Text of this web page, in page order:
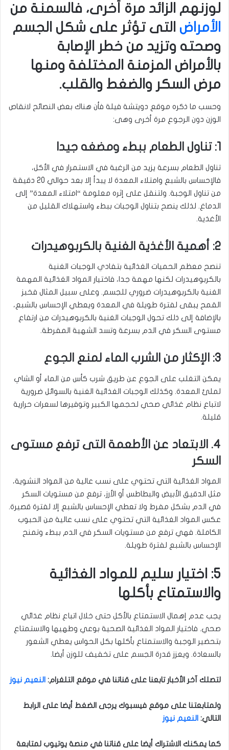
لوزنهم الزائد مرة أخرى، فالسمنة من
الأمراض التى تؤثر على شكل الجسم
وصحته وتزيد من خطر الإصابة
بالأمراض المزمنة المختلفة ومنها
مرض السكر والضغط والقلب.
وحسب ما ذكره موقع دويتشة فيلة فأن هناك بعض النصائح لانقاص
الوزن دون الرجوع مرة أخرى وهى:
1: تناول الطعام ببطء ومضغه جيدا
تناول الطعام بسرعة يزيد من الرغبة في الاستمرار في الأكل،
فالإحساس بالشبع وامتلاء المعدة لا يبدأ إلا بعد حوالي 20 دقيقة
من تناول الوجبة. ولتنقل على إثره معلومة “امتلاء المعدة” إلى
الدماغ. لذلك ينصح بتناول الوجبات ببطء واستهلاك القليل من
الأغذية.
2: أهمية الأغذية الغنية بالكربوهيدرات
تنصح معظم الحميات الغذائية بتفادي الوجبات الغنية
بالكربوهيدرات لكنها مهمة جدا، فاختيار المواد الغذائية المهمة
الغنية بالكربوهيدرات ضروري للجسم. وعلى سبيل المثال فخبز
القمح يبقى لفترة طويلة في المعدة ويعطي الإحساس بالشبع،
بالإضافة إلى ذلك تحول الوجبات الغنية بالكربوهيدرات من ارتفاع
مستوى السكر في الدم بسرعة وتسد الشهية المفرطة.
3: الإكثار من الشرب الماء لمنع الجوع
يمكن التغلب على الجوع عن طريق شرب كأس من الماء أو الشاي
لملئ المعدة. وكذلك الوجبات الغذائية الغنية بالسوائل ضرورية
لاتباع نظام غذائي صحي لحجمها الكبير وتوفيرها لسعرات حرارية
قليلة.
4. الابتعاد عن الأطعمة التى ترفع مستوى
السكر
المواد الغذائية التي تحتوي على نسب عالية من المواد النشوية،
مثل الدقيق الأبيض والبطاطس أو الأرز، ترفع من مستويات السكر
في الدم بشكل مفرط ولا تعطي الإحساس بالشبع إلا لفترة قصيرة.
عكس المواد الغذائية التي تحتوي على نسب عالية من الحبوب
الكاملة. فهي ترفع من مستويات السكر في الدم ببطء وتمنح
الإحساس بالشبع لفترة طويلة.
5: اختيار سليم للمواد الغذائية
والاستمتاع بأكلها
يجب عدم إهمال الاستمتاع بالأكل حتى خلال اتباع نظام غذائي
صحي. فاختيار المواد الغذائية الصحية بوعي وطهيها والاستمتاع
بتحضير الوجبة والاستمتاع بأكلها بكل الحواس يعطي الشعور
بالسعادة. ويعزز قدرة الجسم على تخفيف للوزن أيضا.
لتصلك آخر الأخبار تابعنا على قناتنا في موقع التلغرام: النعيم نيوز
ولمتابعتنا على موقع فيسبوك يرجى الضغط أيضا على الرابط
التالي: النعيم نيوز
كما يمكنك الاشتراك أيضا على قناتنا في منصة يوتيوب لمتابعة